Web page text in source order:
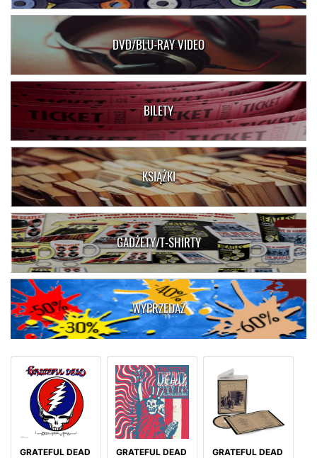
DVD/BLU-RAY VIDEO
BILETY
KSIĄŻKI
GADŻETY/T-SHIRTY
WYPRZEDAŻ
GRATEFUL DEAD
GRATEFUL DEAD
GRATEFUL DEAD